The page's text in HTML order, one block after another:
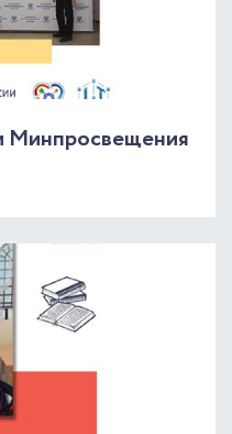
Минпросвещения